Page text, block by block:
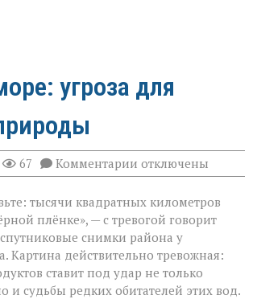
угроза для
67 Комментарии к
записи
в
море:
угроза
для
хрупкой
природы
отключены
тысячи квадратных километров
плёнке», — с тревогой говорит
спутниковые снимки района у
Картина действительно тревожная:
ставит под удар не только
и судьбы редких обитателей этих вод.